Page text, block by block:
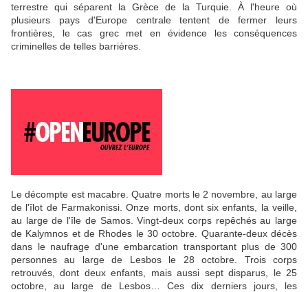
terrestre qui séparent la Grèce de la Turquie. À l'heure où
plusieurs pays d'Europe centrale tentent de fermer leurs
frontières, le cas grec met en évidence les conséquences
criminelles de telles barrières.
Le décompte est macabre. Quatre morts le 2 novembre, au large
de l'îlot de Farmakonissi. Onze morts, dont six enfants, la veille,
au large de l'île de Samos. Vingt-deux corps repêchés au large
de Kalymnos et de Rhodes le 30 octobre. Quarante-deux décès
dans le naufrage d'une embarcation transportant plus de 300
personnes au large de Lesbos le 28 octobre. Trois corps
retrouvés, dont deux enfants, mais aussi sept disparus, le 25
octobre, au large de Lesbos… Ces dix derniers jours, les